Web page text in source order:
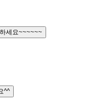
세요~~~~~~
^^